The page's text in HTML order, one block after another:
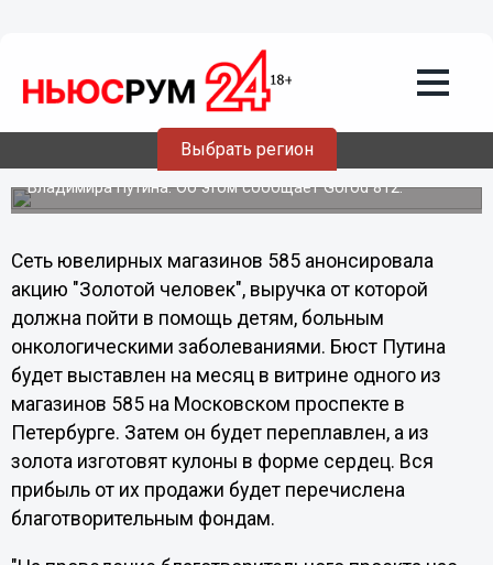
Выбрать регион
В Санкт-Петербурге отлили золотой
бюст Путина
В Санкт-Петербурге в благотворительных целях отлит из
золота 585-й пробы пудовый (16,38 килограмма) бюст
премьера-министра России и кандидата в президенты
Владимира Путина. Об этом сообщает Gorod 812.
Сеть ювелирных магазинов 585 анонсировала
акцию "Золотой человек", выручка от которой
должна пойти в помощь детям, больным
онкологическими заболеваниями. Бюст Путина
будет выставлен на месяц в витрине одного из
магазинов 585 на Московском проспекте в
Петербурге. Затем он будет переплавлен, а из
золота изготовят кулоны в форме сердец. Вся
прибыль от их продажи будет перечислена
благотворительным фондам.